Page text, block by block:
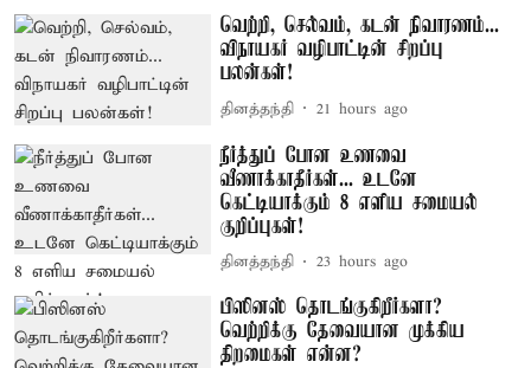
வெற்றி, செல்வம், கடன் நிவாரணம்...
விநாயகர் வழிபாட்டின் சிறப்பு
பலன்கள்!
தினத்தந்தி 21 hours ago
நீர்த்துப் போன உணவை
வீணாக்காதீர்கள்... உடனே
கெட்டியாக்கும் 8 எளிய சமையல்
குறிப்புகள்!
தினத்தந்தி 23 hours ago
பிஸினஸ் தொடங்குகிறீர்களா?
வெற்றிக்கு தேவையான முக்கிய
திறமைகள் என்ன?